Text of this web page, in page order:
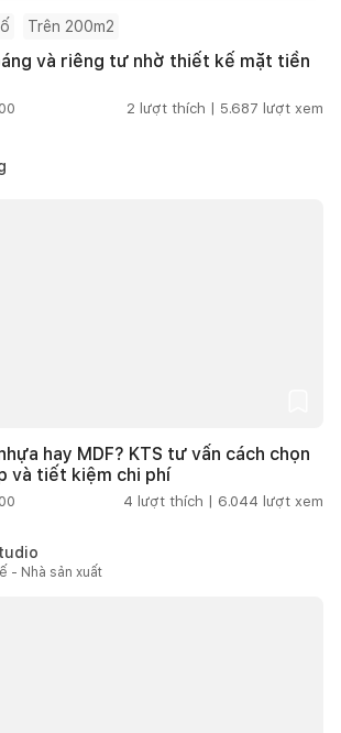
Trên 200m2
và riêng tư nhờ thiết kế mặt tiền
2 lượt thích | 5.687 lượt xem
hay MDF? KTS tư vấn cách chọn
và tiết kiệm chi phí
4 lượt thích | 6.044 lượt xem
- Nhà sản xuất